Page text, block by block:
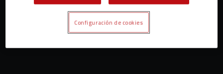
Configuración de cookies